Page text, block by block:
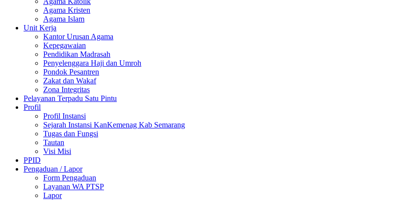
Agama Kristen
Agama Islam
Unit Kerja
Kantor Urusan Agama
Kepegawaian
Pendidikan Madrasah
Penyelenggara Haji dan Umroh
Pondok Pesantren
Zakat dan Wakaf
Zona Integritas
Pelayanan Terpadu Satu Pintu
Profil
Profil Instansi
Sejarah Instansi KanKemenag Kab Semarang
Tugas dan Fungsi
Tautan
Visi Misi
PPID
Pengaduan / Lapor
Form Pengaduan
Layanan WA PTSP
Lapor